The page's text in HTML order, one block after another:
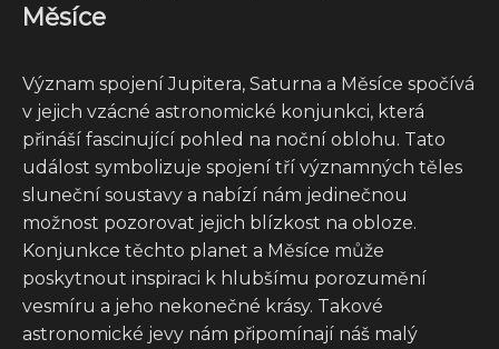
Měsíce
Význam spojení Jupitera, Saturna a Měsíce spočívá
v jejich vzácné astronomické konjunkci, která
přináší fascinující pohled na noční oblohu. Tato
událost symbolizuje spojení tří významných těles
sluneční soustavy a nabízí nám jedinečnou
možnost pozorovat jejich blízkost na obloze.
Konjunkce těchto planet a Měsíce může
poskytnout inspiraci k hlubšímu porozumění
vesmíru a jeho nekonečné krásy. Takové
astronomické jevy nám připomínají náš malý